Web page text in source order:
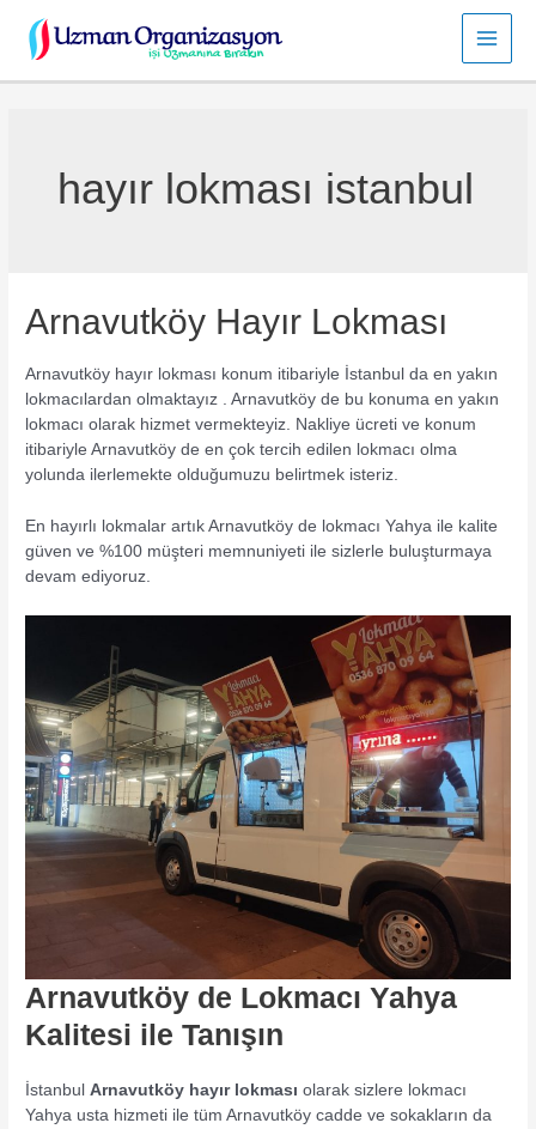
Main
hayır lokması istanbul
Arnavutköy Hayır Lokması
Arnavutköy hayır lokması konum itibariyle İstanbul da en yakın
lokmacılardan olmaktayız . Arnavutköy de bu konuma en yakın
lokmacı olarak hizmet vermekteyiz. Nakliye ücreti ve konum
itibariyle Arnavutköy de en çok tercih edilen lokmacı olma
yolunda ilerlemekte olduğumuzu belirtmek isteriz.
En hayırlı lokmalar artık Arnavutköy de lokmacı Yahya ile kalite
güven ve %100 müşteri memnuniyeti ile sizlerle buluşturmaya
devam ediyoruz.
Arnavutköy de Lokmacı Yahya
Kalitesi ile Tanışın
İstanbulArnavutköy hayır lokması olarak sizlere lokmacı
Yahya usta hizmeti ile tüm Arnavutköy cadde ve sokakların da